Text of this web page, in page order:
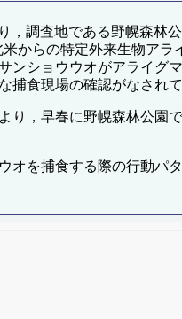
，調査地である野幌森林
からの特定外来生物アラ
ショウウオがアライグ
食現場の確認がなされ
，早春に野幌森林公園
を捕食する際の行動パ